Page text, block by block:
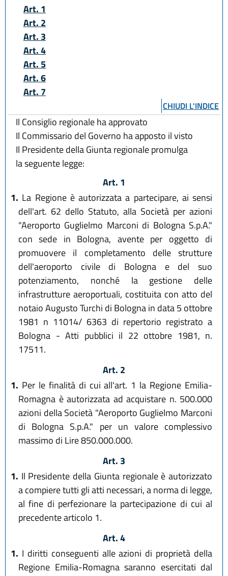
Art. 1
Art. 2
Art. 3
Art. 4
Art. 5
Art. 6
Art. 7
CHIUDI L'INDICE
Il Consiglio regionale ha approvato
Il Commissario del Governo ha apposto il visto
Il Presidente della Giunta regionale promulga
la seguente legge:
Art. 1
1. La Regione è autorizzata a partecipare, ai sensi
dell'art. 62 dello Statuto, alla Società per azioni
"Aeroporto Guglielmo Marconi di Bologna S.p.A."
con sede in Bologna, avente per oggetto di
promuovere il completamento delle strutture
dell'aeroporto civile di Bologna e del suo
potenziamento, nonché la gestione delle
infrastrutture aeroportuali, costituita con atto del
notaio Augusto Turchi di Bologna in data 5 ottobre
1981 n 11014/ 6363 di repertorio registrato a
Bologna - Atti pubblici il 22 ottobre 1981, n.
17511.
Art. 2
1. Per le finalità di cui all'art. 1 la Regione Emilia-
Romagna è autorizzata ad acquistare n. 500.000
azioni della Società "Aeroporto Guglielmo Marconi
di Bologna S.p.A." per un valore complessivo
massimo di Lire 850.000.000.
Art. 3
1. Il Presidente della Giunta regionale è autorizzato
a compiere tutti gli atti necessari, a norma di legge,
al fine di perfezionare la partecipazione di cui al
precedente articolo 1.
Art. 4
1. I diritti conseguenti alle azioni di proprietà della
Regione Emilia-Romagna saranno esercitati dal